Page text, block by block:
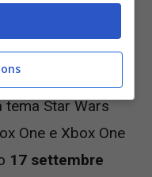
Jedi: Survivor
scorso aprile
vivere
Star Wars
One e Xbox One
17 settembre